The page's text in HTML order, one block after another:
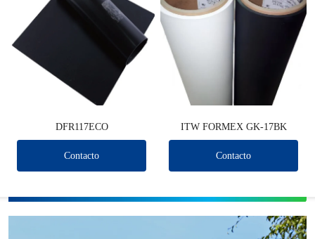
DFR117ECO
Contacto
ITW FORMEX GK-17BK
Contacto